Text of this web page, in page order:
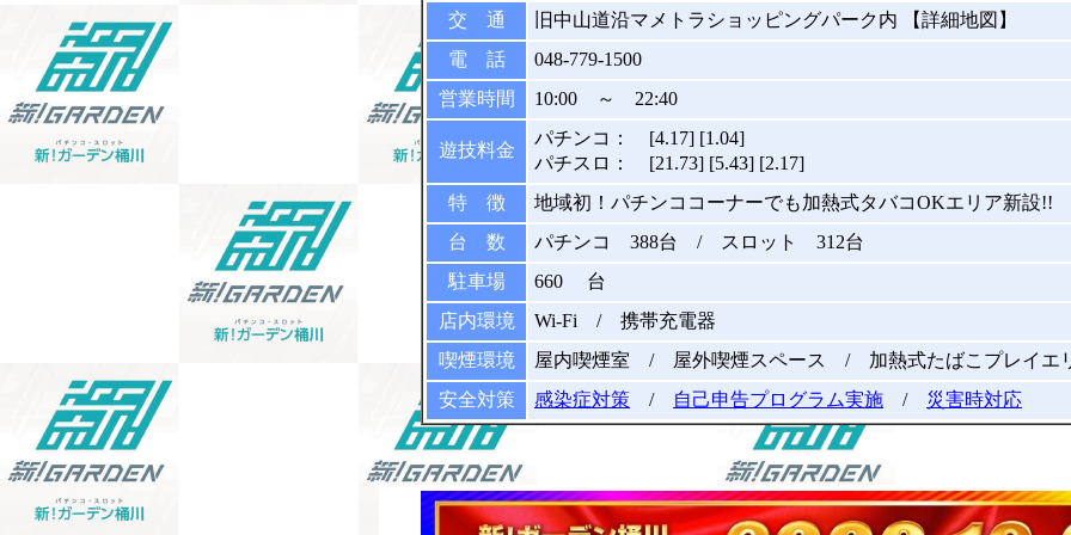
交 通
旧中山道沿マメトラショッピングパーク内 【詳細地図】
電 話
048-779-1500
営業時間
10:00 ～ 22:40
遊技料金
パチンコ： [4.17] [1.04]
パチスロ： [21.73] [5.43] [2.17]
特 徴
地域初！パチンココーナーでも加熱式タバコOKエリア新設!!
台 数
パチンコ 388台 / スロット 312台
駐車場
660 台
店内環境
Wi-Fi / 携帯充電器
喫煙環境
屋内喫煙室 / 屋外喫煙スペース / 加熱式たばこプレイエ
安全対策
感染症対策 / 自己申告プログラム実施 / 災害時対応